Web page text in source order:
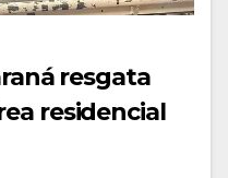
resgata
residencial